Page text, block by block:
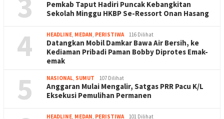
Pemkab Taput Hadiri Puncak Kebangkitan
Sekolah Minggu HKBP Se-Ressort Onan Hasang
4 HEADLINE, MEDAN, PERISTIWA 116 Dilihat
Datangkan Mobil Damkar Bawa Air Bersih, ke
Kediaman Pribadi Paman Bobby Diprotes Emak-
emak
5 NASIONAL, SUMUT 107 Dilihat
Anggaran Mulai Mengalir, Satgas PRR Pacu K/L
Eksekusi Pemulihan Permanen
HEADLINE, MEDAN, PERISTIWA 101 Dilihat